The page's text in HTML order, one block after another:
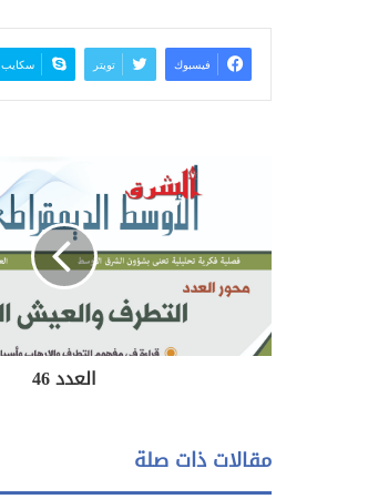
فيسبوك تويتر سكايب
العدد 46
مقالات ذات صلة